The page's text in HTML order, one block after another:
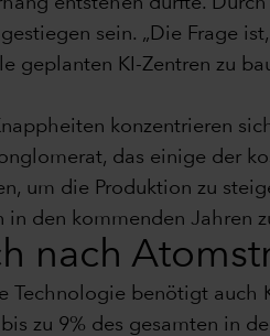
sein. „Die Frage
geplanten KI-Zentren zu
konzentrieren
das einige der
um die Produktion zu
den kommenden Jahren
nach
benötigt auch
zu 9% des gesamten in